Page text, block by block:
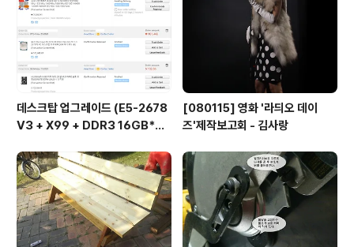
데스크탑 업그레이드 (E5-2678
V3 + X99 + DDR3 16GB*
[080115] 영화 '라듸오 데이
즈'제작보고회 - 김사랑